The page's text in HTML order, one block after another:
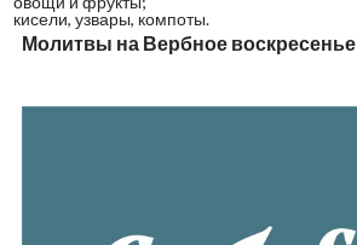
кисели, узвары, компоты.
Молитвы на Вербное воскресенье